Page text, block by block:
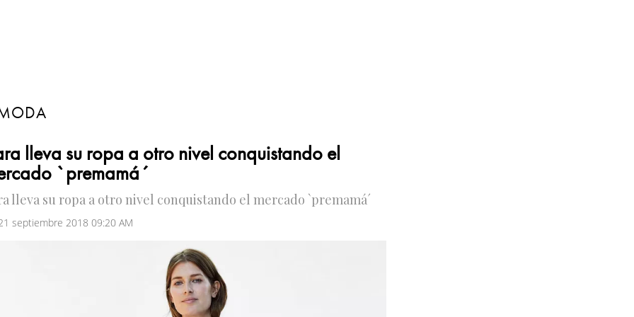
lleva su ropa a otro nivel conquistando el
`premamá´
lleva su ropa a otro nivel conquistando el mercado `premamá´
septiembre 2018 09:20 AM